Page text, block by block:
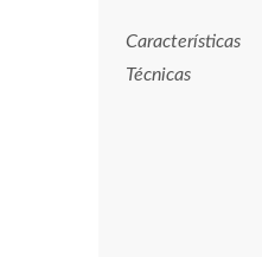
Características
Técnicas